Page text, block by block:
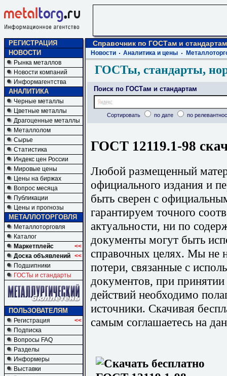
РЕГИСТРАЦИЯ
НОВОСТИ
Рынка металлов
Новости компаний
Информагентства
АНАЛИТИКА
Черные металлы
Цветные металлы
Драгоценные металлы
Металлолом
Сырье
Статистика
Индекс цен России
Мировые цены
Цены на биржах
Вопрос месяца
Публикации
Цены и прогнозы
МЕТАЛЛОТОРГОВЛЯ
Металлоторговля
Каталог
Маркетплейс
<<
Доска объявлений <<
Подшипники
ГОСТы и стандарты
ПОЛЬЗОВАТЕЛЯМ
Регистрация
<<
Подписка
Вопросы FAQ
Разделы
Информеры
Выставки
Справочник по ГОСТам и стандартам
Новости Аналитика и цены
ГОСТы, стандарты,
Поиск по ГОСТам и стандартам
Сортировать по дате по
ГОСТ 12119.1-98
Любой размещенный
официального издания и
быть сверен с
гарантируем точного
актуальности, ни по
документы могут быть
справочных целях. Мы не
потери, связанные с
документов, при
действий необходимо
источники. Скачивая
самым соглашаетесь на